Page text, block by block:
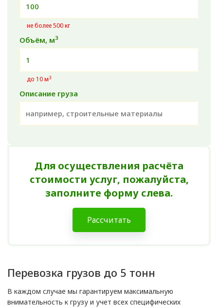
не более 500 кг
Объём, м3
до 10 м3
Описание груза
Для осуществления расчёта
стоимости услуг, пожалуйста,
заполните форму слева.
Рассчитать
Перевозка грузов до 5 тонн
В каждом случае мы гарантируем максимальную
внимательность к грузу и учет всех специфических